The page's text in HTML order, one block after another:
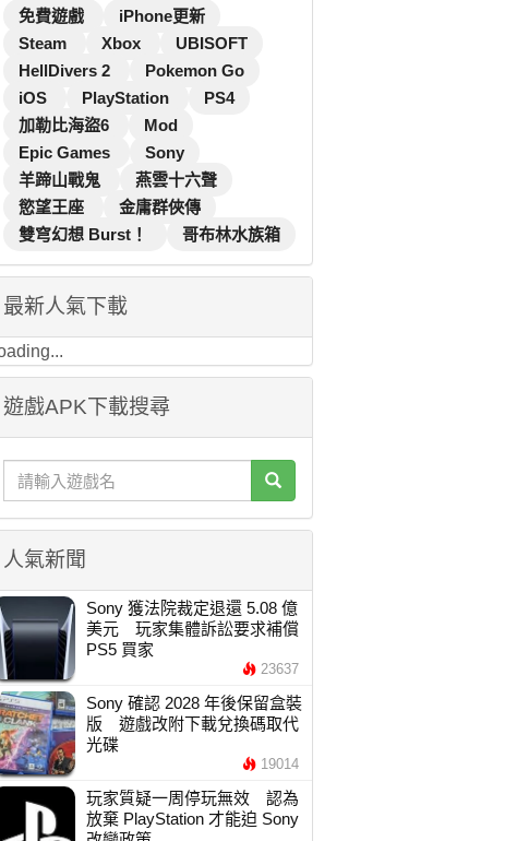
免費遊戲
iPhone更新
Steam
Xbox
UBISOFT
HellDivers 2
Pokemon Go
iOS
PlayStation
PS4
加勒比海盜6
Mod
Epic Games
Sony
羊蹄山戰鬼
燕雲十六聲
慾望王座
金庸群俠傳
雙穹幻想 Burst！
哥布林水族箱
最新人氣下載
遊戲APK下載搜尋
人氣新聞
Sony 獲法院裁定退還 5.08 億
美元 玩家集體訴訟要求補償
PS5 買家
23637
Sony 確認 2028 年後保留盒裝
版 遊戲改附下載兌換碼取代
光碟
19014
玩家質疑一周停玩無效 認為
放棄 PlayStation 才能迫 Sony